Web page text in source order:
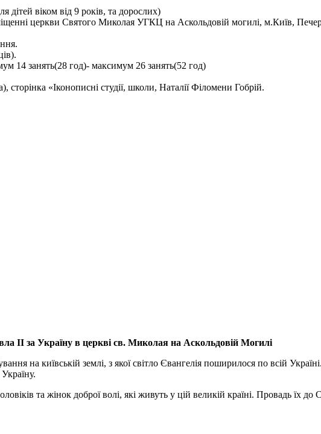
віком від 9 років, та дорослих)
церкви Святого Миколая УГКЦ на Аскольдовій могилі, м.Київ,
14 занять(28 год)- максимум 26 занять(52 год)
«Іконописні студії, школи, Наталії Філомени Гобрій.
ІІ за Україну в церкві св. Миколая на Аскольдовій Могилі
на київській землі, з якої світло Євангелія поширилося по всій
та жінок доброї волі, які живуть у цій великій країні. Провадь їх до